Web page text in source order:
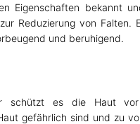
Eigenschaften bekannt
Reduzierung von Falten.
und beruhigend.
schützt es die Haut vor
gefährlich sind und zu